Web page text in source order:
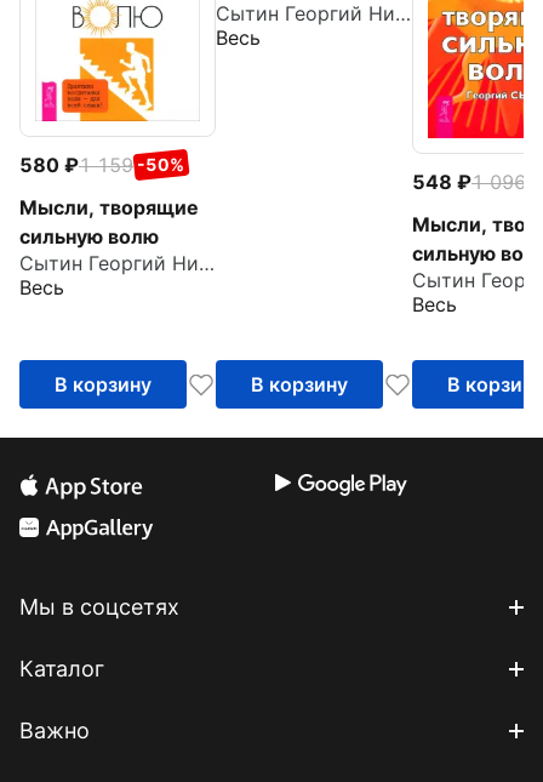
580 1 159 -50%
Мысли, творящие
сильную волю
Сытин Георгий Николаевич
Весь
В корзину
Сытин Георгий Николаевич
Весь
В корзину
548 1 096
Мысли,
сильную
Весь
В корзину
Мы в соцсетях
Каталог
Важно